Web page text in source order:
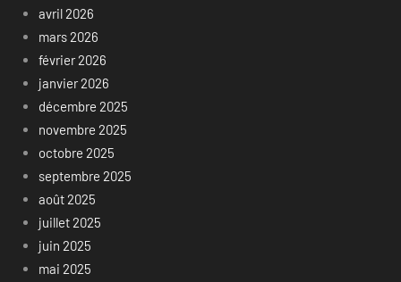
avril 2026
mars 2026
février 2026
janvier 2026
décembre 2025
novembre 2025
octobre 2025
septembre 2025
août 2025
juillet 2025
juin 2025
mai 2025